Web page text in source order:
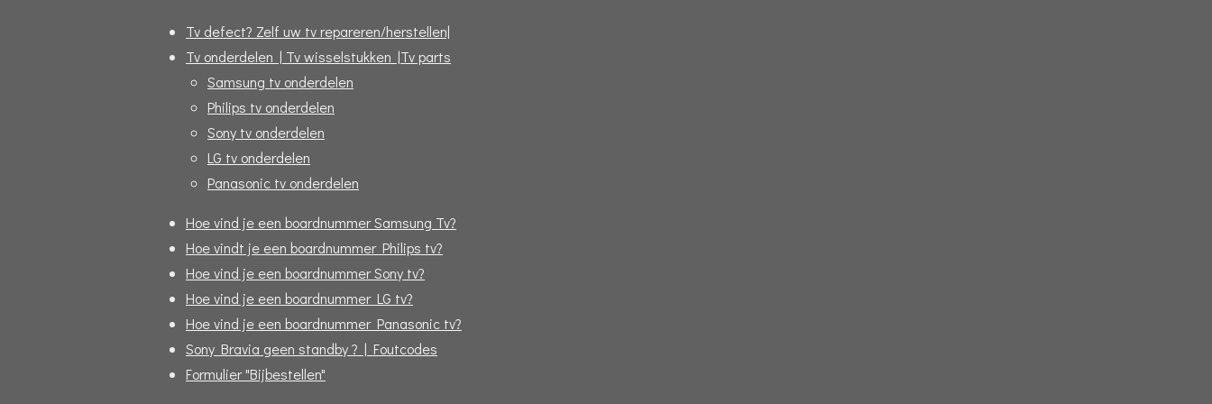
Tv defect? Zelf uw tv repareren/herstellen|
Tv onderdelen | Tv wisselstukken |Tv parts
Samsung tv onderdelen
Philips tv onderdelen
Sony tv onderdelen
LG tv onderdelen
Panasonic tv onderdelen
Hoe vind je een boardnummer Samsung Tv?
Hoe vindt je een boardnummer Philips tv?
Hoe vind je een boardnummer Sony tv?
Hoe vind je een boardnummer LG tv?
Hoe vind je een boardnummer Panasonic tv?
Sony Bravia geen standby ? | Foutcodes
Formulier "Bijbestellen"